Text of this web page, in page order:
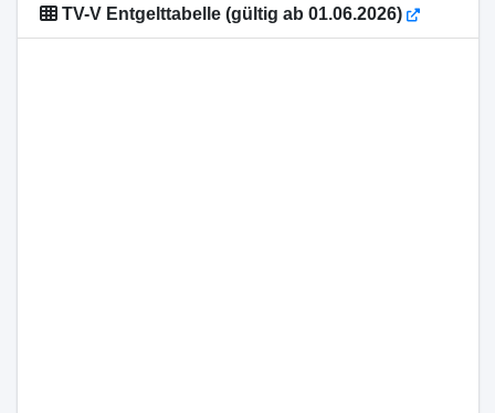
TV-V Entgelttabelle (gültig ab 01.06.2026)